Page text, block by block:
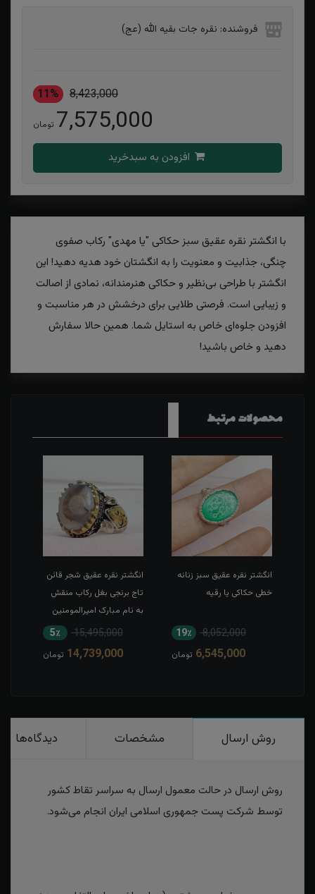
فروشنده: نقره جات بقیه الله (عج)
8,423,000
11%
7,575,000 تومان
با انگشتر نقره عقیق سبز حکاکی "یا مهدی" رکاب صفوی
چنگی، جذابیت و معنویت را به انگشتان خود هدیه دهید! این
انگشتر با طراحی بی‌نظیر و حکاکی هنرمندانه، نمادی از اصالت
و زیبایی است. فرصتی طلایی برای درخشش در هر مناسبت و
افزودن جلوه‌ای خاص به استایل شما. همین حالا سفارش
دهید و خاص باشید!
محصولات مرتبط
انگشتر نقره عقیق سبز زنانه
خطی حکاکی یا رقیه
8,052,000 19٪
6,545,000 تومان
انگشتر نقره عقیق شجر قائن
تاج برنجی بغل رکاب منقش
به نام مبارک امیرالمومنین
15,495,000 5٪
14,739,000 تومان
روش ارسال مشخصات دیدگاه‌ها
روش ارسال در حالت معمول ارسال به سراسر تقاط کشور
توسط شرکت پست جمهوری اسلامی ایران انجام می‌شود.